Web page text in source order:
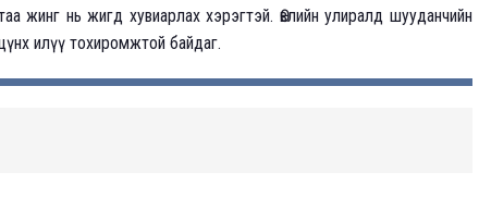
жинг нь жигд хувиарлах хэрэгтэй. Өвлийн улиралд шууданчийн
илүү тохиромжтой байдаг.